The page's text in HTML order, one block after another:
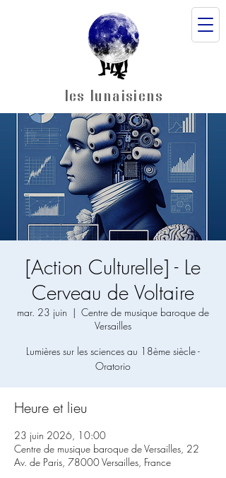
les lunaisiens
[Action Culturelle] - Le
Cerveau de Voltaire
mar. 23 juin
  |
Centre de musique baroque de
Versailles
Lumières sur les sciences au 18ème siècle -
Heure et lieu
23 juin 2026, 10:00
Centre de musique baroque de Versailles, 22
Av. de Paris, 78000 Versailles, France